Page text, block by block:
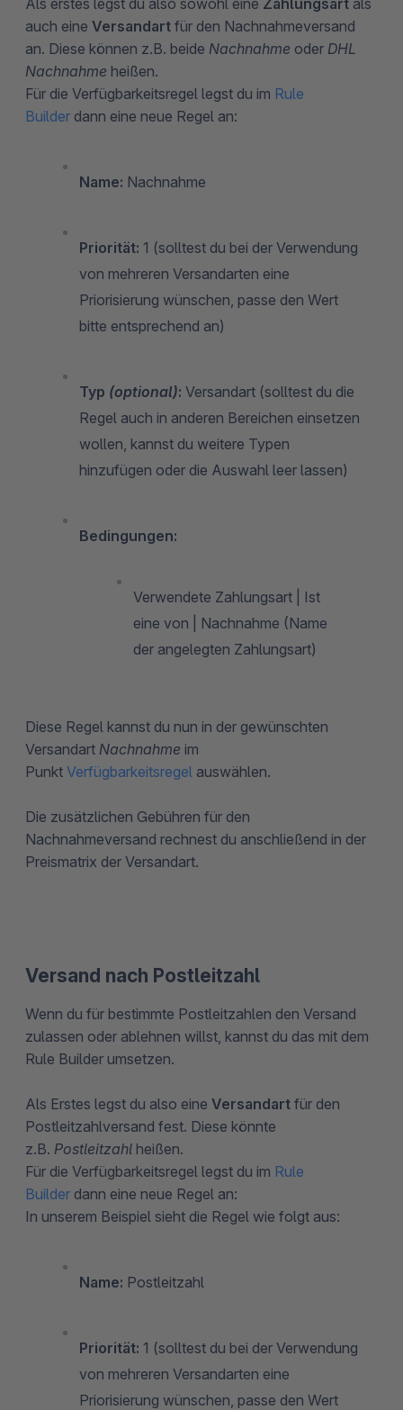
auch eine Versandart für den Nachnahmeversand
an. Diese können z.B. beide Nachnahme oder DHL
Nachnahme heißen.
Für die Verfügbarkeitsregel legst du im Rule
Builder dann eine neue Regel an:
Name: Nachnahme
Priorität: 1 (solltest du bei der Verwendung
von mehreren Versandarten eine
Priorisierung wünschen, passe den Wert
bitte entsprechend an)
Typ (optional): Versandart (solltest du die
Regel auch in anderen Bereichen einsetzen
wollen, kannst du weitere Typen
hinzufügen oder die Auswahl leer lassen)
Bedingungen:
Verwendete Zahlungsart | Ist
eine von | Nachnahme (Name
der angelegten Zahlungsart)
Diese Regel kannst du nun in der gewünschten
Versandart Nachnahme im
Punkt Verfügbarkeitsregel auswählen.
Die zusätzlichen Gebühren für den
Nachnahmeversand rechnest du anschließend in der
Preismatrix der Versandart.
Versand nach Postleitzahl
Wenn du für bestimmte Postleitzahlen den Versand
zulassen oder ablehnen willst, kannst du das mit dem
Rule Builder umsetzen.
Als Erstes legst du also eine Versandart für den
Postleitzahlversand fest. Diese könnte
z.B. Postleitzahl heißen.
Für die Verfügbarkeitsregel legst du im Rule
Builder dann eine neue Regel an:
In unserem Beispiel sieht die Regel wie folgt aus:
Name: Postleitzahl
Priorität: 1 (solltest du bei der Verwendung
von mehreren Versandarten eine
Priorisierung wünschen, passe den Wert